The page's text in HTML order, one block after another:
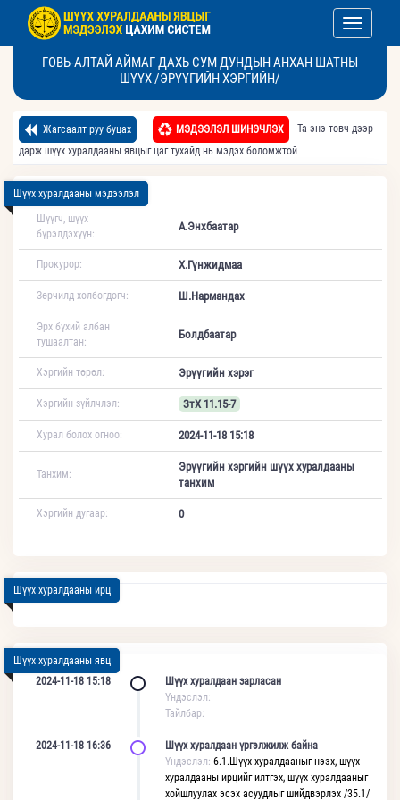
Toggle
ГОВЬ-АЛТАЙ АЙМАГ ДАХЬ СУМ ДУНДЫН АНХАН ШАТНЫ
ШҮҮХ /ЭРҮҮГИЙН ХЭРГИЙН/
Жагсаалт руу буцах МЭДЭЭЛЭЛ ШИНЭЧЛЭХ
Та энэ товч дээр
дарж шүүх хуралдааны явцыг цаг тухайд нь мэдэх боломжтой
Шүүх хуралдааны мэдээлэл
Шүүгч, шүүх
бүрэлдэхүүн:
А.Энхбаатар
Прокурор: Х.Гүнжидмаа
Зөрчилд холбогдогч: Ш.Нармандах
Эрх бүхий албан
тушаалтан:
Болдбаатар
Хэргийн төрөл: Эрүүгийн хэрэг
Хэргийн зүйлчлэл: ЗтХ 11.15-7
Хурал болох огноо: 2024-11-18 15:18
Танхим:
Эрүүгийн хэргийн шүүх хуралдааны
танхим
Хэргийн дугаар: 0
Шүүх хуралдааны ирц
Шүүх хуралдааны явц
2024-11-18 15:18
Шүүх хуралдаан зарласан
Үндэслэл:
Тайлбар:
2024-11-18 16:36
Шүүх хуралдаан үргэлжилж байна
Үндэслэл: 6.1.Шүүх хуралдааныг нээх, шүүх
хуралдааны ирцийг илтгэх, шүүх хуралдааныг
хойшлуулах эсэх асуудлыг шийдвэрлэх /35.1/